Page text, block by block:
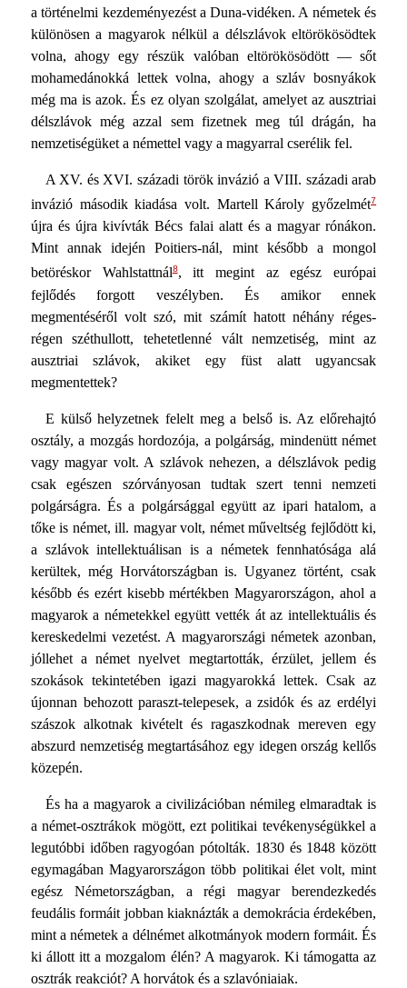
a történelmi kezdeményezést a Duna-vidéken. A németek és
különösen a magyarok nélkül a délszlávok eltörökösödtek
volna, ahogy egy részük valóban eltörökösödött — sőt
mohamedánokká lettek volna, ahogy a szláv bosnyákok
még ma is azok. És ez olyan szolgálat, amelyet az ausztriai
délszlávok még azzal sem fizetnek meg túl drágán, ha
nemzetiségüket a némettel vagy a magyarral cserélik fel.
A XV. és XVI. századi török invázió a VIII. századi arab
invázió második kiadása volt. Martell Károly győzelmét7
újra és újra kivívták Bécs falai alatt és a magyar rónákon.
Mint annak idején Poitiers-nál, mint később a mongol
betöréskor Wahlstattnál8, itt megint az egész európai
fejlődés forgott veszélyben. És amikor ennek
megmentéséről volt szó, mit számít hatott néhány réges-
régen széthullott, tehetetlenné vált nemzetiség, mint az
ausztriai szlávok, akiket egy füst alatt ugyancsak
megmentettek?
E külső helyzetnek felelt meg a belső is. Az előrehajtó
osztály, a mozgás hordozója, a polgárság, mindenütt német
vagy magyar volt. A szlávok nehezen, a délszlávok pedig
csak egészen szórványosan tudtak szert tenni nemzeti
polgárságra. És a polgársággal együtt az ipari hatalom, a
tőke is német, ill. magyar volt, német műveltség fejlődött ki,
a szlávok intellektuálisan is a németek fennhatósága alá
kerültek, még Horvátországban is. Ugyanez történt, csak
később és ezért kisebb mértékben Magyarországon, ahol a
magyarok a németekkel együtt vették át az intellektuális és
kereskedelmi vezetést. A magyarországi németek azonban,
jóllehet a német nyelvet megtartották, érzület, jellem és
szokások tekintetében igazi magyarokká lettek. Csak az
újonnan behozott paraszt-telepesek, a zsidók és az erdélyi
szászok alkotnak kivételt és ragaszkodnak mereven egy
abszurd nemzetiség megtartásához egy idegen ország kellős
közepén.
És ha a magyarok a civilizációban némileg elmaradtak is
a német-osztrákok mögött, ezt politikai tevékenységükkel a
legutóbbi időben ragyogóan pótolták. 1830 és 1848 között
egymagában Magyarországon több politikai élet volt, mint
egész Németországban, a régi magyar berendezkedés
feudális formáit jobban kiaknázták a demokrácia érdekében,
mint a németek a délnémet alkotmányok modern formáit. És
ki állott itt a mozgalom élén? A magyarok. Ki támogatta az
osztrák reakciót? A horvátok és a szlavóniaiak.